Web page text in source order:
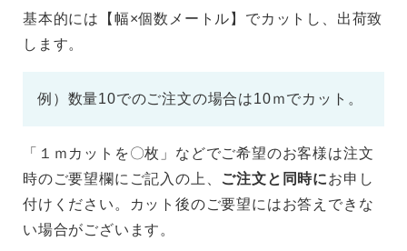
基本的には【幅×個数メートル】でカットし、出荷致
します。
例）数量10でのご注文の場合は10ｍでカット。
「１ｍカットを〇枚」などでご希望のお客様は注文
時のご要望欄にご記入の上、 ご注文と同時にお申し
付けください。カット後のご要望にはお答えできな
い場合がございます。